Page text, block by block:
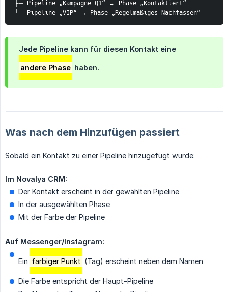
├─ Pipeline „Kampagne Q1“ → Phase „Kontaktiert“
└─ Pipeline „VIP“ → Phase „Regelmäßiges Nachfassen“
Jede Pipeline kann für diesen Kontakt eine
andere Phase haben.
Was nach dem Hinzufügen passiert
Sobald ein Kontakt zu einer Pipeline hinzugefügt wurde:
Im Novalya CRM:
Der Kontakt erscheint in der gewählten Pipeline
In der ausgewählten Phase
Mit der Farbe der Pipeline
Auf Messenger/Instagram:
Ein farbiger Punkt (Tag) erscheint neben dem Namen
Die Farbe entspricht der Haupt-Pipeline